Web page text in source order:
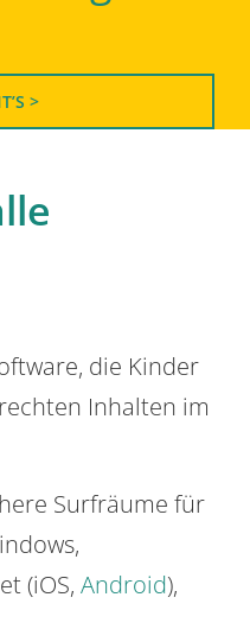
>
die Kinder
Inhalten im
Surfräume für
(iOS, Android),